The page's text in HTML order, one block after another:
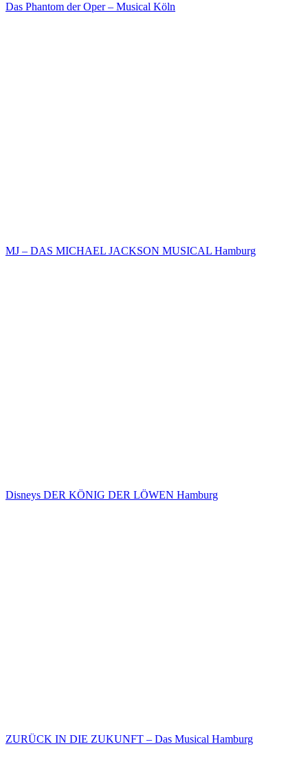
Das Phantom der Oper – Musical Köln
MJ – DAS MICHAEL JACKSON MUSICAL Hamburg
Disneys DER KÖNIG DER LÖWEN Hamburg
ZURÜCK IN DIE ZUKUNFT – Das Musical Hamburg